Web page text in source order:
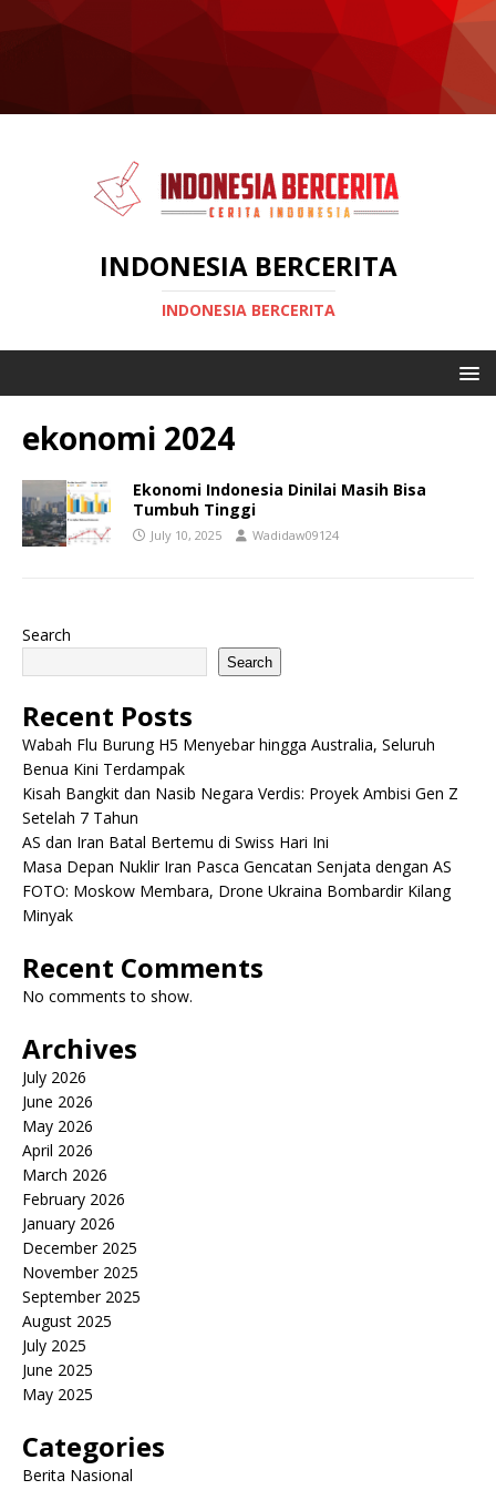
INDONESIA BERCERITA
INDONESIA BERCERITA
ekonomi 2024
Ekonomi Indonesia Dinilai Masih Bisa
Tumbuh Tinggi
July 10, 2025 Wadidaw09124
Search
Search
Recent Posts
Wabah Flu Burung H5 Menyebar hingga Australia, Seluruh
Benua Kini Terdampak
Kisah Bangkit dan Nasib Negara Verdis: Proyek Ambisi Gen Z
Setelah 7 Tahun
AS dan Iran Batal Bertemu di Swiss Hari Ini
Masa Depan Nuklir Iran Pasca Gencatan Senjata dengan AS
FOTO: Moskow Membara, Drone Ukraina Bombardir Kilang
Minyak
Recent Comments
No comments to show.
Archives
July 2026
June 2026
May 2026
April 2026
March 2026
February 2026
January 2026
December 2025
November 2025
September 2025
August 2025
July 2025
June 2025
May 2025
Categories
Berita Nasional